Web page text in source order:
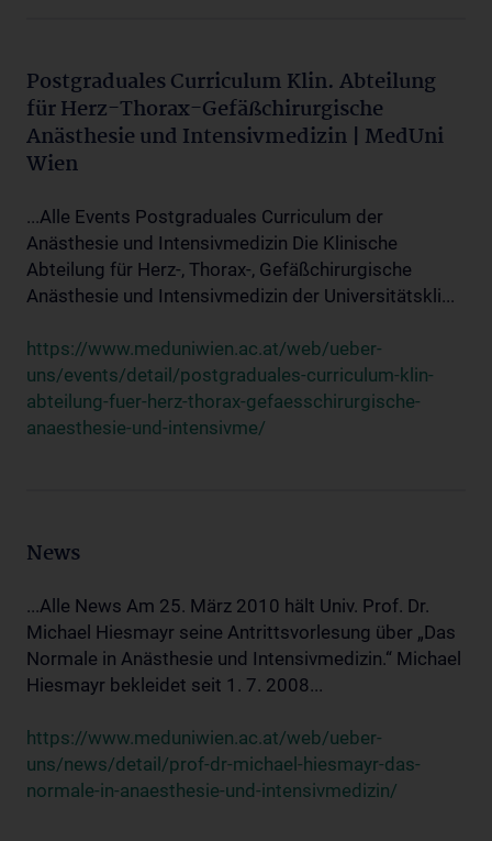
Postgraduales Curriculum Klin. Abteilung
für Herz-Thorax-Gefäßchirurgische
Anästhesie und Intensivmedizin | MedUni
Wien
...Alle Events Postgraduales Curriculum der
Anästhesie und Intensivmedizin Die Klinische
Abteilung für Herz-, Thorax-, Gefäßchirurgische
Anästhesie und Intensivmedizin der Universitätskli...
https://www.meduniwien.ac.at/web/ueber-
uns/events/detail/postgraduales-curriculum-klin-
abteilung-fuer-herz-thorax-gefaesschirurgische-
anaesthesie-und-intensivme/
News
...Alle News Am 25. März 2010 hält Univ. Prof. Dr.
Michael Hiesmayr seine Antrittsvorlesung über „Das
Normale in Anästhesie und Intensivmedizin.“ Michael
Hiesmayr bekleidet seit 1. 7. 2008...
https://www.meduniwien.ac.at/web/ueber-
uns/news/detail/prof-dr-michael-hiesmayr-das-
normale-in-anaesthesie-und-intensivmedizin/